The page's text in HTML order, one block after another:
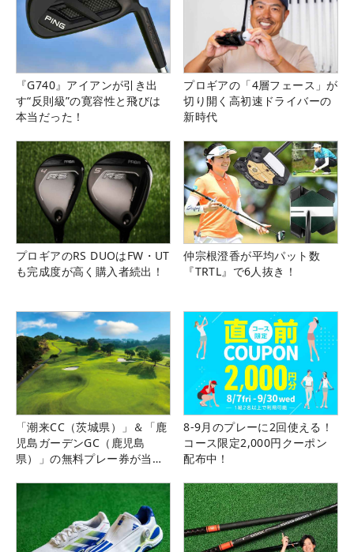
『G740』アイアンが引き出
す“反則級”の寛容性と飛びは
本当だった！
プロギアの「4層フェース」が
切り開く高初速ドライバーの
新時代
プロギアのRS DUOはFW・UT
も完成度が高く購入者続出！
仲宗根澄香が平均パット数
『TRTL』で6人抜き！
「潮来CC（茨城県）」＆「鹿
児島ガーデンGC（鹿児島
県）」の無料プレー券が当た
8-9月のプレーに2回使える！
コース限定2,000円クーポン
配布中！